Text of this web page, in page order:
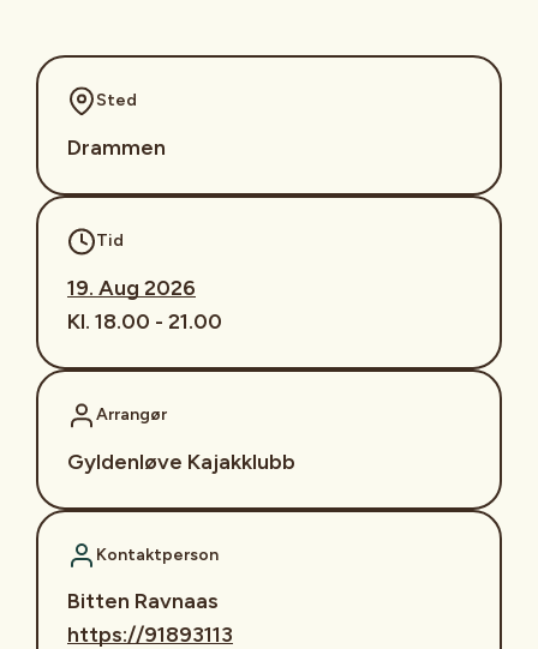
Sted
Drammen
Tid
19. Aug 2026
Kl. 18.00 - 21.00
Arrangør
Gyldenløve Kajakklubb
Kontaktperson
Bitten Ravnaas
https://91893113